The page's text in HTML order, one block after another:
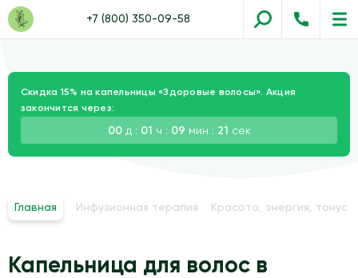
+7 (800) 350-09-58
Скидка 15% на капельницы «Здоровые волосы». Акция
закончится через:
00д : 01 ч : 09 мин : 19 сек
Главная Инфузионная терапия Красота, энергия, тонус
Капельница для волос в